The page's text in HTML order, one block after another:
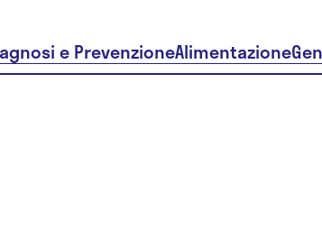
e PrevenzioneAlimentazione